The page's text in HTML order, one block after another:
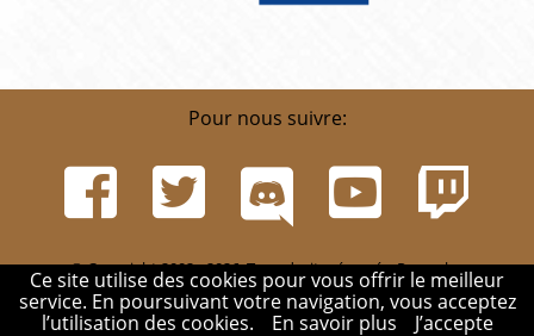
Pour nous suivre:
© Copyright 2002 - 2026. Tous droits réservés. Pour plus
d'informations, rendez-vous sur la page Infos.
Mentions légales-Contact-Réglement-Mon compte
Ce site utilise des cookies pour vous offrir le meilleur
service. En poursuivant votre navigation, vous acceptez
l’utilisation des cookies.
En savoir plus J’accepte